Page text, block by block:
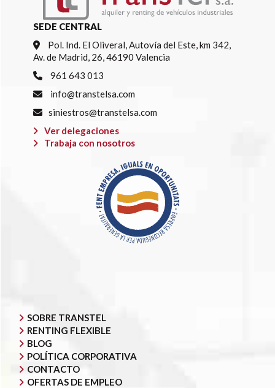
SEDE CENTRAL
Pol. Ind. El Oliveral, Autovía del Este, km 342,
Av. de Madrid, 26, 46190 Valencia
961 643 013
info@transtelsa.com
siniestros@transtelsa.com
Ver delegaciones
Trabaja con nosotros
SOBRE TRANSTEL
RENTING FLEXIBLE
BLOG
POLÍTICA CORPORATIVA
CONTACTO
OFERTAS DE EMPLEO